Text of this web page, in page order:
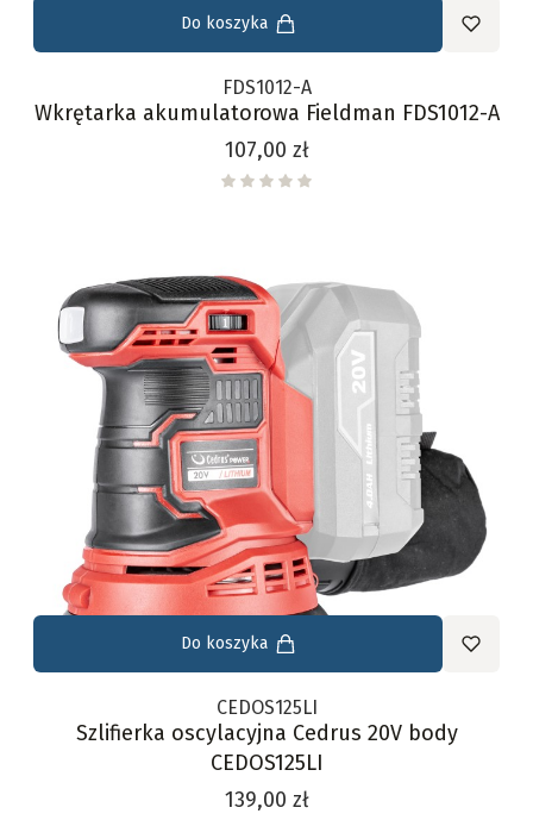
Do koszyka
FDS1012-A
Wkrętarka akumulatorowa Fieldman FDS1012-A
Cena
107,00 zł
Do koszyka
CEDOS125LI
Szlifierka oscylacyjna Cedrus 20V body
CEDOS125LI
Cena
139,00 zł